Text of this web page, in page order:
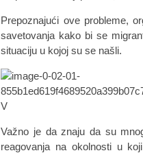
Prepoznajući ove probleme,
savetovanja kako bi se
situaciju u kojoj su se našli.
Važno je da znaju da su
reagovanja na okolnosti u